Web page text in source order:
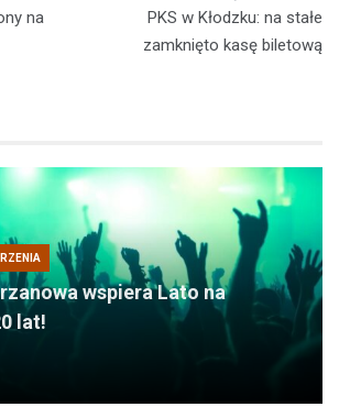
na
PKS w Kłodzku: na stałe
zamknięto kasę biletową
wspiera Lato na
lat!